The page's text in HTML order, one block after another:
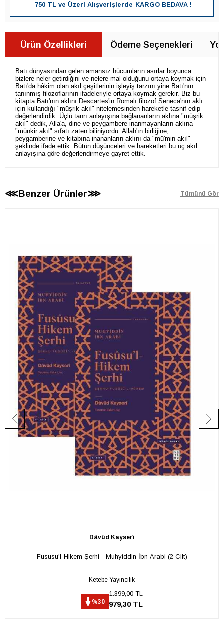
750 TL ve Üzeri Alışverişlerde KARGO BEDAVA !
Ürün Özellikleri Ödeme Seçenekleri
Batı dünyasından gelen amansız hücumların asırlar boyunca
bizlere neler getirdiğini ve nelere mal olduğunu ortaya koymak için
Batı'da hâkim olan akıl çeşitlerinin işleyiş tarzını yine Batı'nın
tanınmış filozoflarının ifadeleriyle ortaya koymak gerekir. Biz bu
kitapta Batı'nın aklını Descartes'in Romalı filozof Seneca'nın aklı
için kullandığı "müşrik akıl" nitelemesinden hareketle tasnif edip
değerlendirdik. Üçlü tanrı anlayışına bağlananların aklına "müşrik
akıl" dedik, Alla'a, dine ve peygambere inanmayanların aklına
"münkir akıl" sıfatı zaten biliniyordu. Allah'ın birliğine,
peygamberine ve kitabına inananların aklını da "mü'min akıl"
şeklinde ifade ettik. Bütün düşünceleri ve hareketleri bu üç akıl
anlayışına göre değerlendirmeye gayret ettik.
⋘Benzer Ürünler⋙ Tümünü Gör
Dâvûd Kayserî
Fususu'l-Hikem Şerhi - Muhyiddin İbn Arabi (2 Cilt)
Ketebe Yayıncılık
%30
1.399,00 TL
979,30 TL